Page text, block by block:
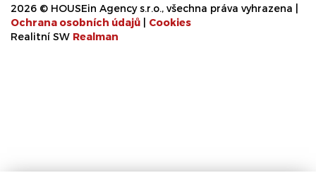
2026 © HOUSEin Agency s.r.o., všechna práva vyhrazena |
Ochrana osobních údajů
Cookies
Realitní SW Realman